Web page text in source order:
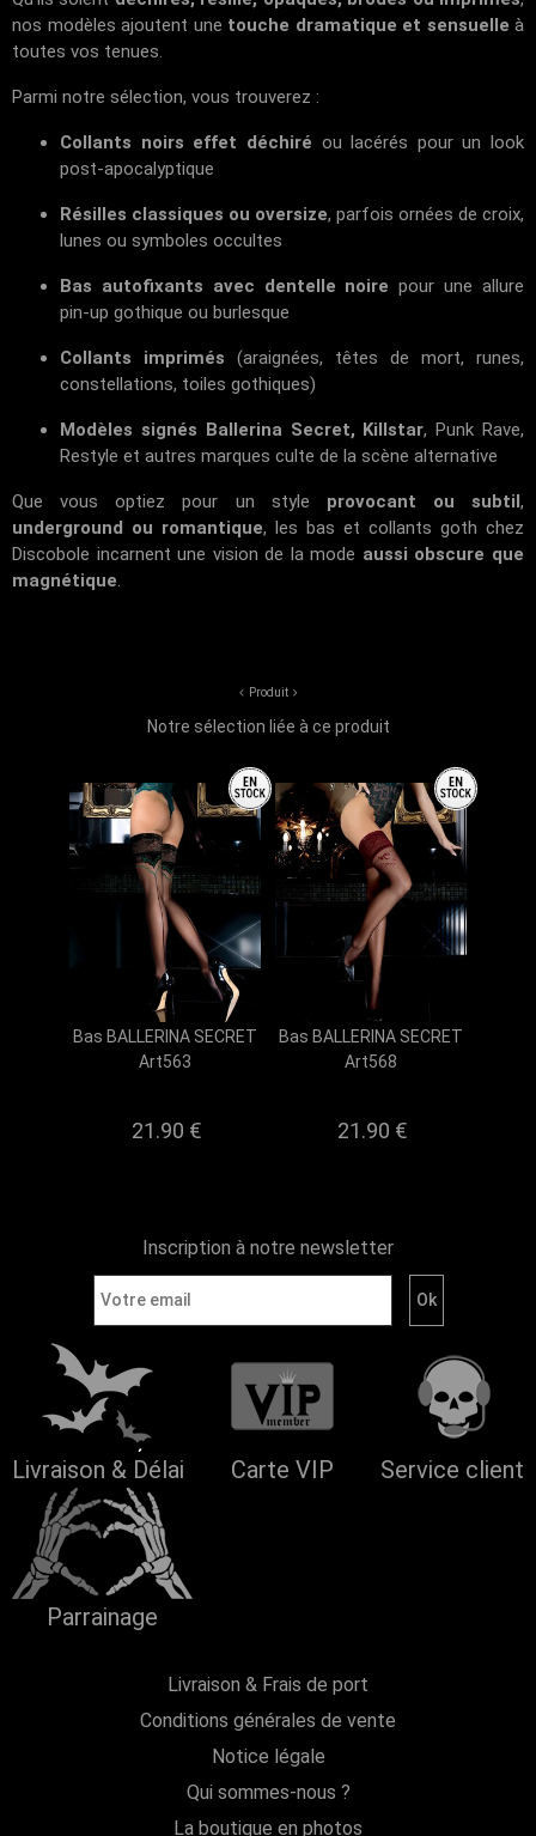
nos modèles ajoutent une touche dramatique et sensuelle à
toutes vos tenues.
Parmi notre sélection, vous trouverez :
Collants noirs effet déchiré ou lacérés pour un look
post-apocalyptique
Résilles classiques ou oversize, parfois ornées de croix,
lunes ou symboles occultes
Bas autofixants avec dentelle noire pour une allure
pin-up gothique ou burlesque
Collants imprimés (araignées, têtes de mort, runes,
constellations, toiles gothiques)
Modèles signés Ballerina Secret, Killstar, Punk Rave,
Restyle et autres marques culte de la scène alternative
Que vous optiez pour un style provocant ou subtil,
underground ou romantique, les bas et collants goth chez
Discobole incarnent une vision de la mode aussi obscure que
magnétique.
Produit
Notre sélection liée à ce produit
Bas BALLERINA SECRET
Art563
21.90 €
Bas BALLERINA SECRET
Art568
21.90 €
Inscription à notre newsletter
Livraison & Délai Carte VIP Service client
Parrainage
Livraison & Frais de port
Conditions générales de vente
Notice légale
Qui sommes-nous ?
La boutique en photos